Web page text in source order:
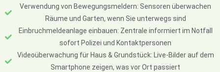
Verwendung von Bewegungsmeldern: Sensoren überwachen
Räume und Garten, wenn Sie unterwegs sind
Einbruchmeldeanlage einbauen: Zentrale informiert im Notfall
sofort Polizei und Kontaktpersonen
Videoüberwachung für Haus & Grundstück: Live-Bilder auf dem
Smartphone zeigen, was vor Ort passiert